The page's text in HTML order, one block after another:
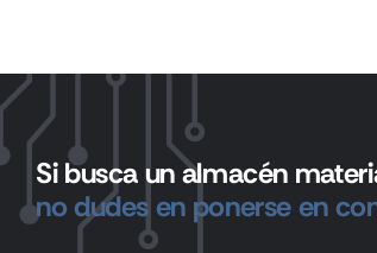
Si busca un almacén
no dudes en ponerse en